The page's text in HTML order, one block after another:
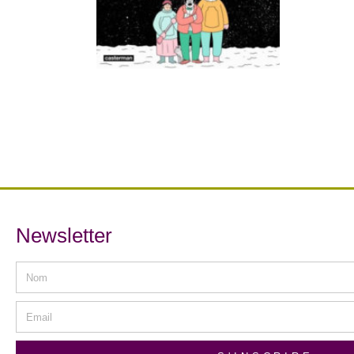
Newsletter